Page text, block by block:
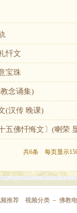
忏文
宝珠
念诵集)
(汉传 晚课)
五佛忏悔文〕(喇荣
共6条 每页显示
推荐 视频分类 － 佛教